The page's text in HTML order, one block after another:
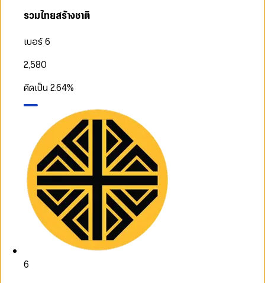
รวมไทยสร้างชาติ
เบอร์ 6
2,580
คิดเป็น2.64%
6